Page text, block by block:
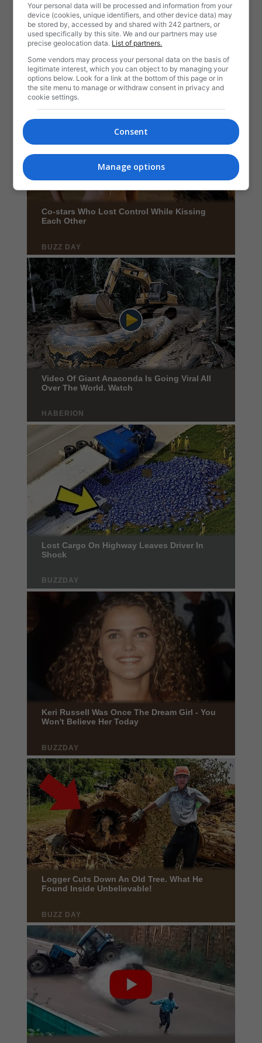
Your personal data will be processed and information from your
device (cookies, unique identifiers, and other device data) may
be stored by, accessed by and shared with 242 partners, or
used specifically by this site. We and our partners may use
precise geolocation data. List of partners.
Some vendors may process your personal data on the basis of
legitimate interest, which you can object to by managing your
options below. Look for a link at the bottom of this page or in
the site menu to manage or withdraw consent in privacy and
cookie settings.
Consent
Manage options